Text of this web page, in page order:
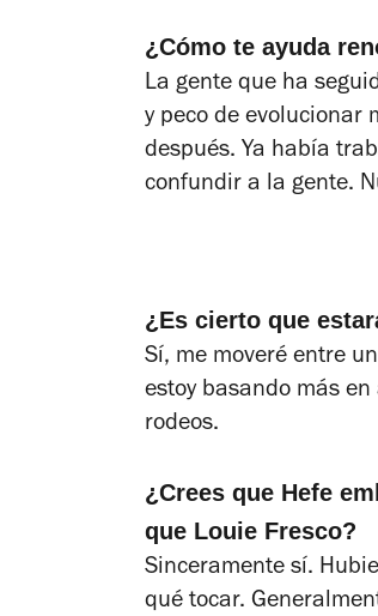
¿Cómo te ayuda
La gente que ha
y peco de evolucionar
después. Ya había
confundir a la gente.
¿Es cierto que
Sí, me moveré entre
estoy basando más
rodeos.
¿Crees que Hefe
que Louie Fresco?
Sinceramente sí.
qué tocar.